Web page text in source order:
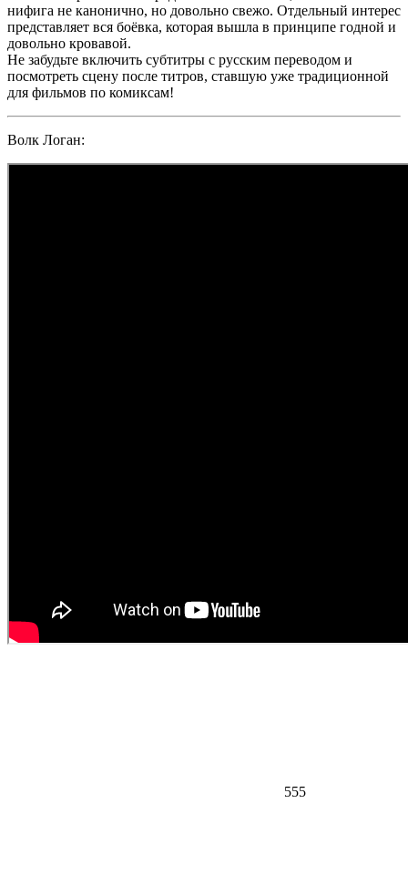
нифига не канонично, но довольно свежо. Отдельный интерес
представляет вся боёвка, которая вышла в принципе годной и
довольно кровавой.
Не забудьте включить субтитры с русским переводом и
посмотреть сцену после титров, ставшую уже традиционной
для фильмов по комиксам!
Волк Логан:
555